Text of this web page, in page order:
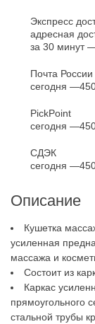
Экспресс
адресная
за 30 минут
Почта России
сегодня
PickPoint
сегодня
СДЭК
сегодня
Описание
Кушетка
усиленная
массажа и
Состоит из
Каркас
прямоугольного
стальной трубы